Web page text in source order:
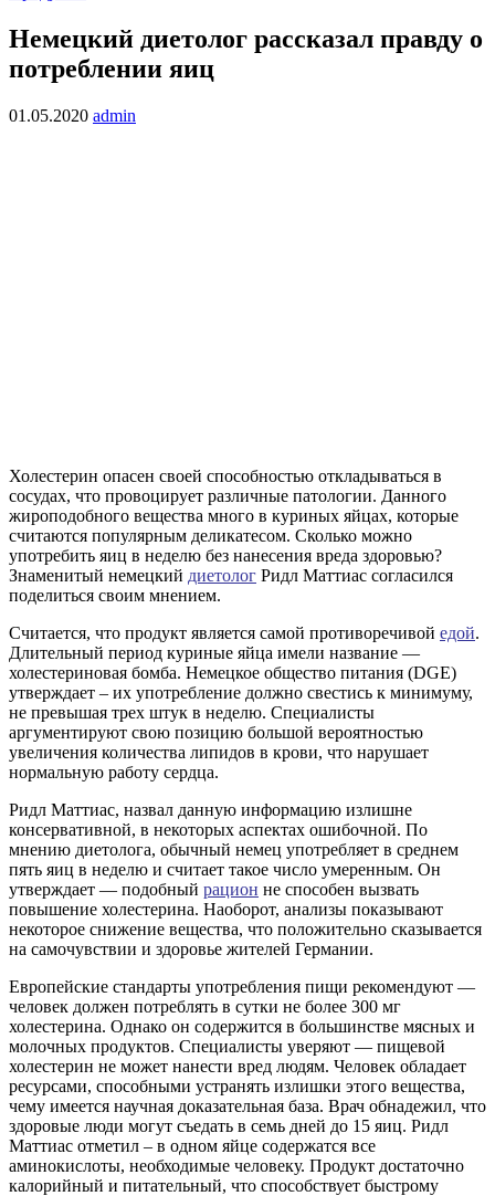
Немецкий диетолог рассказал правду о
потреблении яиц
01.05.2020 admin
Холестерин опасен своей способностью откладываться в
сосудах, что провоцирует различные патологии. Данного
жироподобного вещества много в куриных яйцах, которые
считаются популярным деликатесом. Сколько можно
употребить яиц в неделю без нанесения вреда здоровью?
Знаменитый немецкий диетолог Ридл Маттиас согласился
поделиться своим мнением.
Считается, что продукт является самой противоречивой едой.
Длительный период куриные яйца имели название —
холестериновая бомба. Немецкое общество питания (DGE)
утверждает – их употребление должно свестись к минимуму,
не превышая трех штук в неделю. Специалисты
аргументируют свою позицию большой вероятностью
увеличения количества липидов в крови, что нарушает
нормальную работу сердца.
Ридл Маттиас, назвал данную информацию излишне
консервативной, в некоторых аспектах ошибочной. По
мнению диетолога, обычный немец употребляет в среднем
пять яиц в неделю и считает такое число умеренным. Он
утверждает — подобный рацион не способен вызвать
повышение холестерина. Наоборот, анализы показывают
некоторое снижение вещества, что положительно сказывается
на самочувствии и здоровье жителей Германии.
Европейские стандарты употребления пищи рекомендуют —
человек должен потреблять в сутки не более 300 мг
холестерина. Однако он содержится в большинстве мясных и
молочных продуктов. Специалисты уверяют — пищевой
холестерин не может нанести вред людям. Человек обладает
ресурсами, способными устранять излишки этого вещества,
чему имеется научная доказательная база. Врач обнадежил, что
здоровые люди могут съедать в семь дней до 15 яиц. Ридл
Маттиас отметил – в одном яйце содержатся все
аминокислоты, необходимые человеку. Продукт достаточно
калорийный и питательный, что способствует быстрому